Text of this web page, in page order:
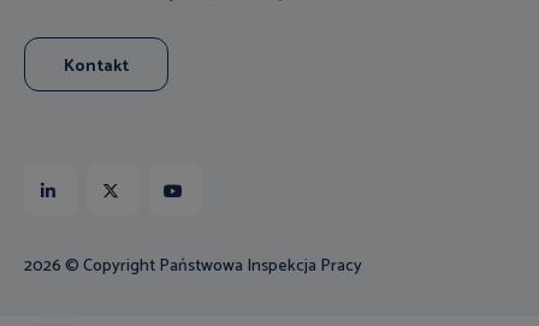
Kontakt
2026 © Copyright Państwowa Inspekcja Pracy